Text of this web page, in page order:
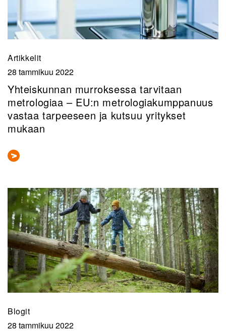
Artikkelit
28 tammikuu 2022
Yhteiskunnan murroksessa tarvitaan
metrologiaa – EU:n metrologiakumppanuus
vastaa tarpeeseen ja kutsuu yritykset
mukaan
Blogit
28 tammikuu 2022